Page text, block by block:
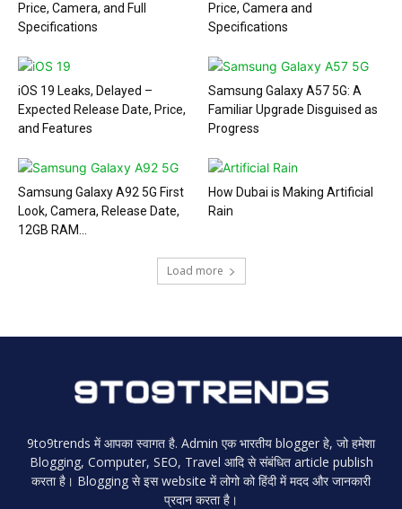
Price, Camera, and Full
Specifications
Price, Camera and
Specifications
iOS 19 Leaks, Delayed –
Expected Release Date, Price,
and Features
Samsung Galaxy A57 5G: A
Familiar Upgrade Disguised as
Progress
Samsung Galaxy A92 5G First
Look, Camera, Release Date,
12GB RAM...
How Dubai is Making Artificial
Rain
Load more
9to9trends में आपका स्वागत है. Admin एक भारतीय blogger हे, जो हमेशा
Blogging, Computer, SEO, Travel आदि से संबंधित article publish
करता है। Blogging से इस website में लोगो को हिंदी में मदद और जानकारी
प्रदान करता है।